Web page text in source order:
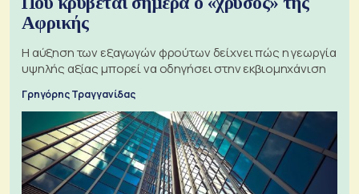
Αφρικής
Η αύξηση των εξαγωγών φρούτων δείχνει πώς η γεωργία
υψηλής αξίας μπορεί να οδηγήσει στην εκβιομηχάνιση
Γρηγόρης Τραγγανίδας